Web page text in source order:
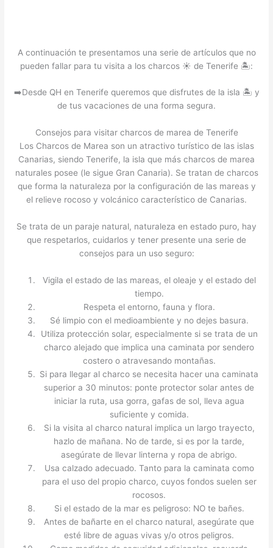
A continuación te presentamos una serie de artículos que no
pueden fallar para tu visita a los charcos ☀️ de Tenerife 🏝️:
➡️Desde QH en Tenerife queremos que disfrutes de la isla 🏝️ y
de tus vacaciones de una forma segura.
Consejos para visitar charcos de marea de Tenerife
Los Charcos de Marea son un atractivo turístico de las islas
Canarias, siendo Tenerife, la isla que más charcos de marea
naturales posee (le sigue Gran Canaria). Se tratan de charcos
que forma la naturaleza por la configuración de las mareas y
el relieve rocoso y volcánico característico de Canarias.
Se trata de un paraje natural, naturaleza en estado puro, hay
que respetarlos, cuidarlos y tener presente una serie de
consejos para un uso seguro:
Vigila el estado de las mareas, el oleaje y el estado del
tiempo.
Respeta el entorno, fauna y flora.
Sé limpio con el medioambiente y no dejes basura.
Utiliza protección solar, especialmente si se trata de un
charco alejado que implica una caminata por sendero
costero o atravesando montañas.
Si para llegar al charco se necesita hacer una caminata
superior a 30 minutos: ponte protector solar antes de
iniciar la ruta, usa gorra, gafas de sol, lleva agua
suficiente y comida.
Si la visita al charco natural implica un largo trayecto,
hazlo de mañana. No de tarde, si es por la tarde,
asegúrate de llevar linterna y ropa de abrigo.
Usa calzado adecuado. Tanto para la caminata como
para el uso del propio charco, cuyos fondos suelen ser
rocosos.
Si el estado de la mar es peligroso: NO te bañes.
Antes de bañarte en el charco natural, asegúrate que
esté libre de aguas vivas y/o otros peligros.